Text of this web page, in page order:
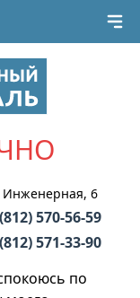
Инженерная, 6
570-56-59
571-33-90
по